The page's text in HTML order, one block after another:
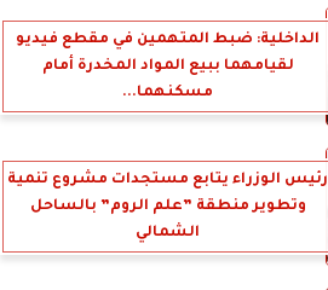
الداخلية: ضبط المتهمين في مقطع فيديو
لقيامهما ببيع المواد المخدرة أمام
مسكنهما...
رئيس الوزراء يتابع مستجدات مشروع تنمية
وتطوير منطقة ”علم الروم” بالساحل
الشمالي